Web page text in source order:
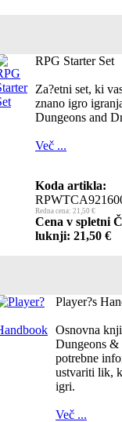
RPG Starter Set
Za?etni set, ki
znano igro
Dungeons and
Več ...
Koda artikla:
Redna cena: 21,50 €
Cena v spletni
luknji: 21,50 €
Player?s
Osnovna
Dungeons &
potrebne
ustvariti lik,
igri.
Več ...